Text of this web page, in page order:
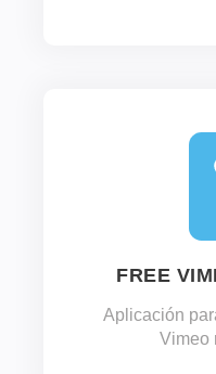
FREE
Aplicación
Vimeo